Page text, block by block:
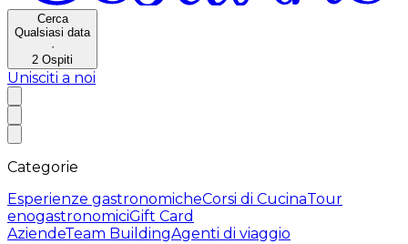
Cerca
Qualsiasi data
·
2 Ospiti
Unisciti a noi
Categorie
Esperienze gastronomicheCorsi di CucinaTour
enogastronomiciGift Card
AziendeTeam BuildingAgenti di viaggio